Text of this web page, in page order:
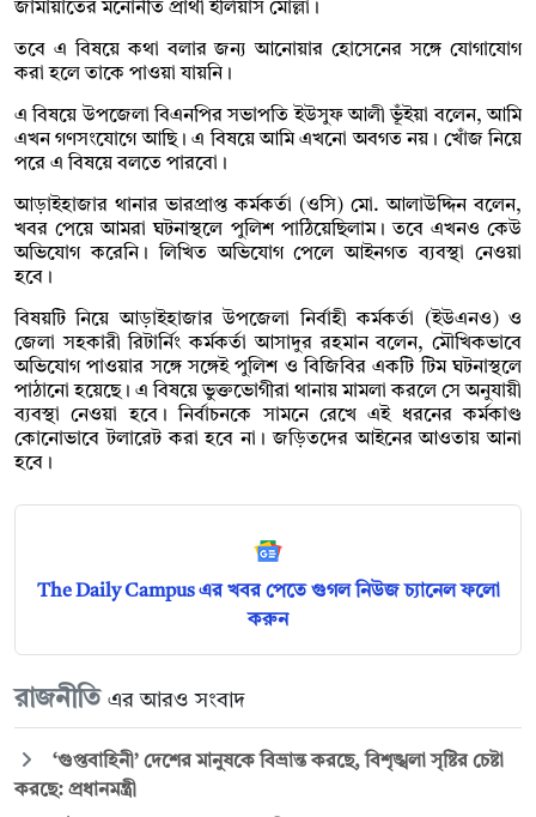
জামায়াতের মনোনীত প্রার্থী ইলিয়াস মোল্লা।
তবে এ বিষয়ে কথা বলার জন্য আনোয়ার হোসেনের সঙ্গে যোগাযোগ
করা হলে তাকে পাওয়া যায়নি।
এ বিষয়ে উপজেলা বিএনপির সভাপতি ইউসুফ আলী ভূঁইয়া বলেন, আমি
এখন গণসংযোগে আছি। এ বিষয়ে আমি এখনো অবগত নয়। খোঁজ নিয়ে
পরে এ বিষয়ে বলতে পারবো।
আড়াইহাজার থানার ভারপ্রাপ্ত কর্মকর্তা (ওসি) মো. আলাউদ্দিন বলেন,
খবর পেয়ে আমরা ঘটনাস্থলে পুলিশ পাঠিয়েছিলাম। তবে এখনও কেউ
অভিযোগ করেনি। লিখিত অভিযোগ পেলে আইনগত ব্যবস্থা নেওয়া
হবে।
বিষয়টি নিয়ে আড়াইহাজার উপজেলা নির্বাহী কর্মকর্তা (ইউএনও) ও
জেলা সহকারী রিটার্নিং কর্মকর্তা আসাদুর রহমান বলেন, মৌখিকভাবে
অভিযোগ পাওয়ার সঙ্গে সঙ্গেই পুলিশ ও বিজিবির একটি টিম ঘটনাস্থলে
পাঠানো হয়েছে। এ বিষয়ে ভুক্তভোগীরা থানায় মামলা করলে সে অনুযায়ী
ব্যবস্থা নেওয়া হবে। নির্বাচনকে সামনে রেখে এই ধরনের কর্মকাণ্ড
কোনোভাবে টলারেট করা হবে না। জড়িতদের আইনের আওতায় আনা
হবে।
The Daily Campus এর খবর পেতে গুগল নিউজ চ্যানেল ফলো
করুন
রাজনীতি এর আরও সংবাদ
‘গুপ্তবাহিনী’ দেশের মানুষকে বিভ্রান্ত করছে, বিশৃঙ্খলা সৃষ্টির চেষ্টা
করছে: প্রধানমন্ত্রী